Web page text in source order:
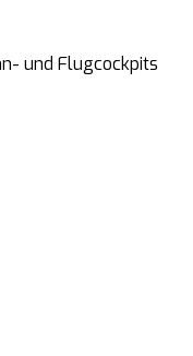
und Flugcockpits